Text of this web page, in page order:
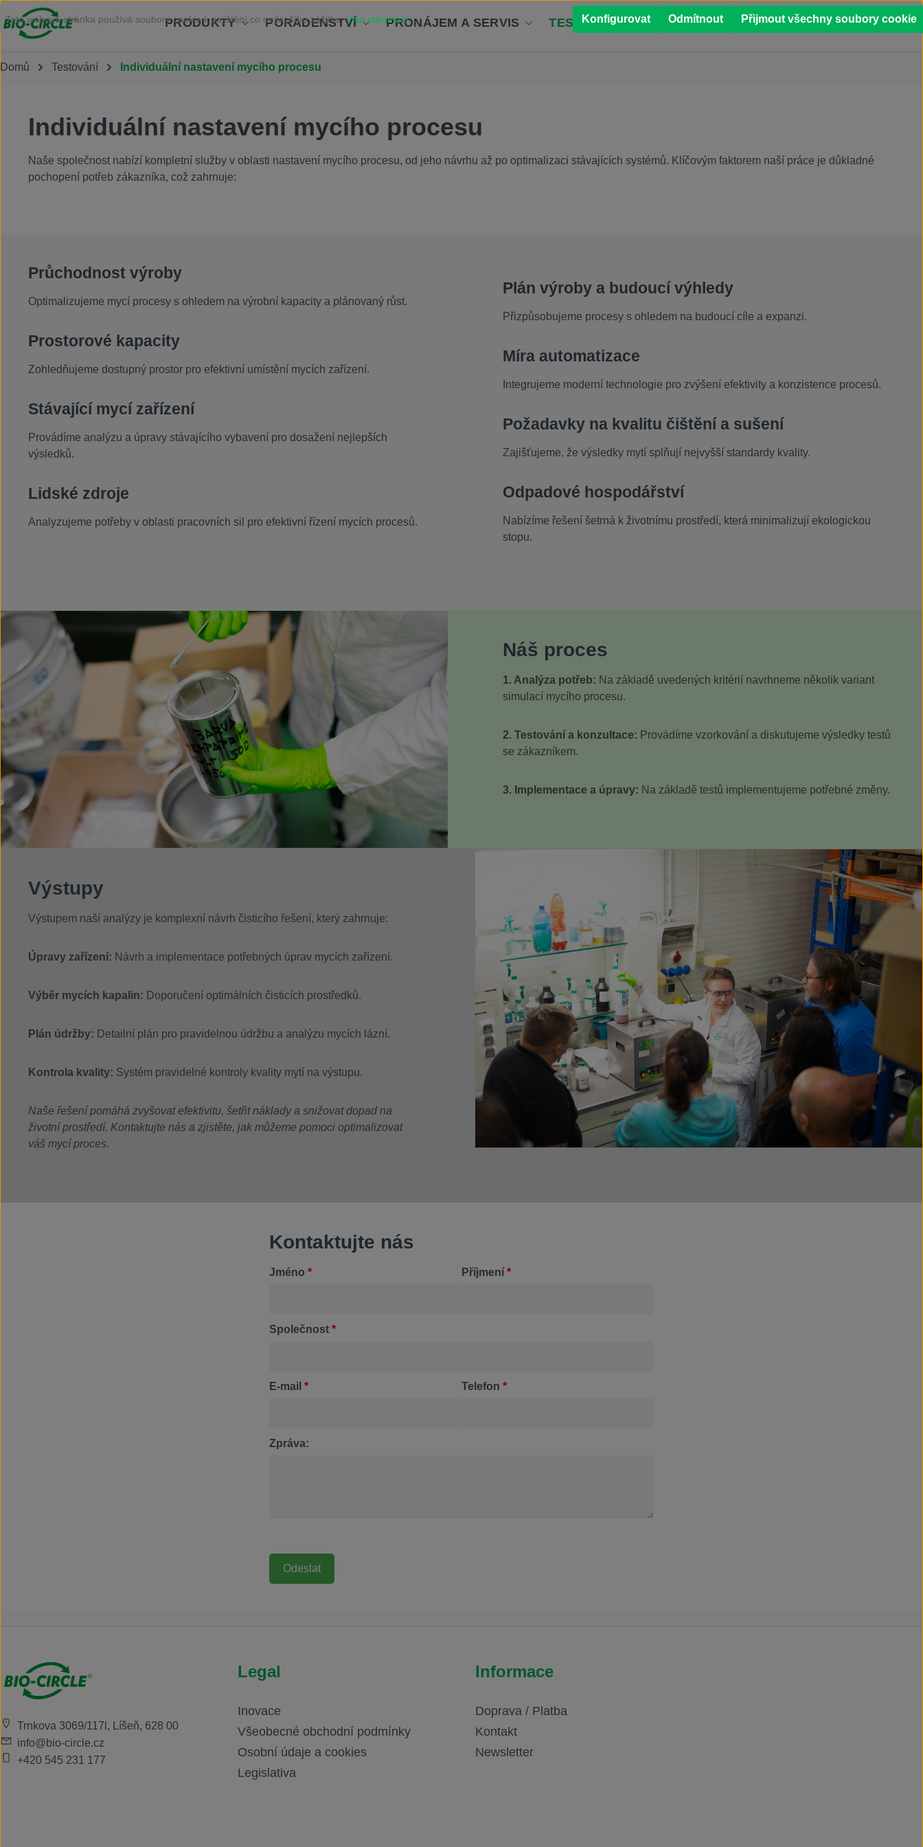
Přejít na hlavní obsah
PRODUKTY PORADENSTVÍ PRONÁJEM A SERVIS TESTOVÁNÍ PŘÍPADOVÉ STUDIE
Domů Testování Individuální nastavení mycího procesu
Individuální nastavení mycího procesu
Naše společnost nabízí kompletní služby v oblasti nastavení mycího procesu, od jeho návrhu až po optimalizaci stávajících systémů. Klíčovým faktorem naší práce je důkladné
pochopení potřeb zákazníka, což zahrnuje:
Průchodnost výroby
Optimalizujeme mycí procesy s ohledem na výrobní kapacity a plánovaný růst.
Prostorové kapacity
Zohledňujeme dostupný prostor pro efektivní umístění mycích zařízení.
Stávající mycí zařízení
Provádíme analýzu a úpravy stávajícího vybavení pro dosažení nejlepších
výsledků.
Lidské zdroje
Analyzujeme potřeby v oblasti pracovních sil pro efektivní řízení mycích procesů.
Plán výroby a budoucí výhledy
Přizpůsobujeme procesy s ohledem na budoucí cíle a expanzi.
Míra automatizace
Integrujeme moderní technologie pro zvýšení efektivity a konzistence procesů.
Požadavky na kvalitu čištění a sušení
Zajišťujeme, že výsledky mytí splňují nejvyšší standardy kvality.
Odpadové hospodářství
Nabízíme řešení šetrná k životnímu prostředí, která minimalizují ekologickou
stopu.
Náš proces
1. Analýza potřeb: Na základě uvedených kritérií navrhneme několik variant
simulací mycího procesu.
2. Testování a konzultace: Provádíme vzorkování a diskutujeme výsledky testů
se zákazníkem.
3. Implementace a úpravy: Na základě testů implementujeme potřebné změny.
Výstupy
Výstupem naší analýzy je komplexní návrh čisticího řešení, který zahrnuje:
Úpravy zařízení: Návrh a implementace potřebných úprav mycích zařízení.
Výběr mycích kapalin: Doporučení optimálních čisticích prostředků.
Plán údržby: Detailní plán pro pravidelnou údržbu a analýzu mycích lázní.
Kontrola kvality: Systém pravidelné kontroly kvality mytí na výstupu.
Naše řešení pomáhá zvyšovat efektivitu, šetřit náklady a snižovat dopad na
životní prostředí. Kontaktujte nás a zjistěte, jak můžeme pomoci optimalizovat
váš mycí proces.
Kontaktujte nás
Jméno * Příjmení *
Společnost *
E-mail * Telefon *
Zpráva:
Trnkova 3069/117l, Líšeň, 628 00
info@bio-circle.cz
+420 545 231 177
Legal
Inovace
Všeobecné obchodní podmínky
Osobní údaje a cookies
Legislativa
Informace
Doprava / Platba
Kontakt
Newsletter
Tato webová stránka používá soubory cookie k zajištění co nejlepšího zážitku.Více informací... Odmítnout
Konfigurovat Přijmout všechny soubory cookie